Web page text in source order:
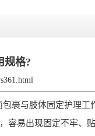
规格?
裹与肢体固定护理工
容易出现固定不牢、